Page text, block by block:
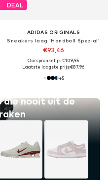
die nooit uit de
DEAL
ADIDAS ORIGINALS
Sneakers laag 'Handball Spezial'
€93,46
Oorspronkelijk: €109,95
Laatste laagste prijs:€87,96
+5